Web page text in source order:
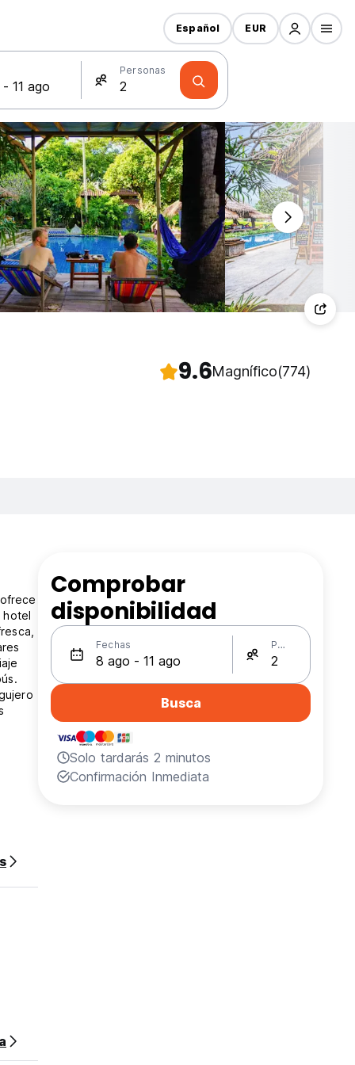
Personas
Español EUR
9.6Magnífico(774)
hotel
Comprobar
disponibilidad
Fechas Personas
Busca
Solo tardarás 2 minutos
Confirmación Inmediata